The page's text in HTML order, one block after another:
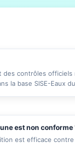
contrôles officiels
la base SISE-Eaux
est non conforme
est efficace